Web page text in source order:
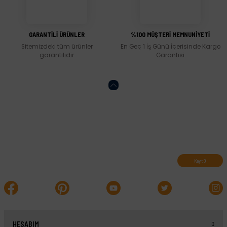
GARANTİLİ ÜRÜNLER
Sitemizdeki tüm ürünler
garantilidir
%100 MÜŞTERİ MEMNUNİYETİ
En Geç 1 İş Günü İçerisinde Kargo
Garantisi
Kayıt Ol
HESABIM